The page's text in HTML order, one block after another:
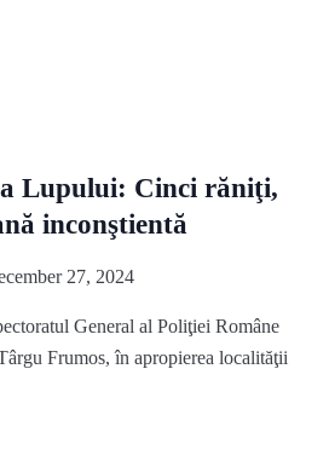
Lupului: Cinci răniţi,
inconştientă
27, 2024
General al Poliţiei Române
Frumos, în apropierea localităţii